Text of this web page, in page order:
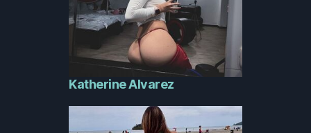
Katherine Alvarez